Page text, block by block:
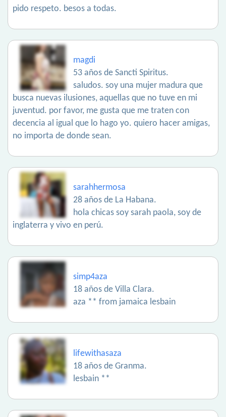
pido respeto. besos a todas.
magdi
53 años de Sancti Spiritus.
saludos. soy una mujer madura que
busca nuevas ilusiones, aquellas que no tuve en mi
juventud. por favor, me gusta que me traten con
decencia al igual que lo hago yo. quiero hacer amigas,
no importa de donde sean.
sarahhermosa
28 años de La Habana.
hola chicas soy sarah paola, soy de
inglaterra y vivo en perú.
simp4aza
18 años de Villa Clara.
aza ** from jamaica lesbain
lifewithasaza
18 años de Granma.
lesbain **